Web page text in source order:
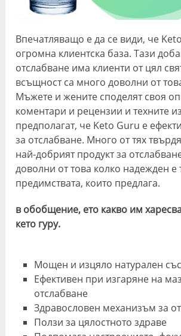
Впечатляващо е да се види, че
огромна клиентска база. Тази
отслабване има клиенти от цял
всъщност са много доволни от
Мъжете и жените споделят своя
коментари и рецензии и техните
предполагат, че Keto Guru е
за отслабване. Много от тях
най-добрият продукт за
доволни от това колко надежден е
предимствата, които предлага.
в обобщение, ето какво им
кето гуру.
Мощен и изцяло натурален
Ефективен при изгаряне на
отслабване
Здравословен механизъм за
Ползи за цялостното здраве